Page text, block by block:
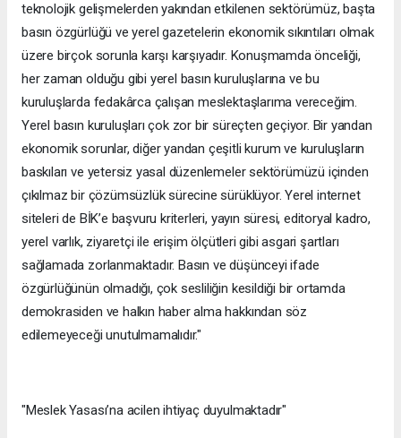
teknolojik gelişmelerden yakından etkilenen sektörümüz, başta
basın özgürlüğü ve yerel gazetelerin ekonomik sıkıntıları olmak
üzere birçok sorunla karşı karşıyadır. Konuşmamda önceliği,
her zaman olduğu gibi yerel basın kuruluşlarına ve bu
kuruluşlarda fedakârca çalışan meslektaşlarıma vereceğim.
Yerel basın kuruluşları çok zor bir süreçten geçiyor. Bir yandan
ekonomik sorunlar, diğer yandan çeşitli kurum ve kuruluşların
baskıları ve yetersiz yasal düzenlemeler sektörümüzü içinden
çıkılmaz bir çözümsüzlük sürecine sürüklüyor. Yerel internet
siteleri de BİK’e başvuru kriterleri, yayın süresi, editoryal kadro,
yerel varlık, ziyaretçi ile erişim ölçütleri gibi asgari şartları
sağlamada zorlanmaktadır. Basın ve düşünceyi ifade
özgürlüğünün olmadığı, çok sesliliğin kesildiği bir ortamda
demokrasiden ve halkın haber alma hakkından söz
edilemeyeceği unutulmamalıdır."
"Meslek Yasası’na acilen ihtiyaç duyulmaktadır"